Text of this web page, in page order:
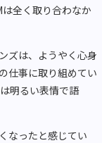
全く取り合わなか
ズは、ようやく心身
仕事に取り組めてい
明るい表情で語
なったと感じてい